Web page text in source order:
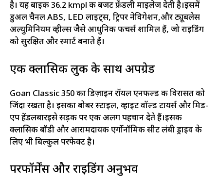
है। यह बाइक 36.2 kmpl की बजट फ्रेंडली माइलेज देती है।इसमें
डुअल चैनल ABS, LED लाइट्स, ट्रिपर नेविगेशन,और ट्यूबलेस
अल्युमिनियम व्हील्स जैसे आधुनिक फीचर्स शामिल हैं, जो राइडिंग
को सुरक्षित और स्मार्ट बनाते हैं।
एक क्लासिक लुक के साथ अपग्रेड
Goan Classic 350 का डिज़ाइन रॉयल एनफील्ड की विरासत को
जिंदा रखता है। इसका बोबर स्टाइल, व्हाइट वॉल्ड टायर्स और मिड-
एप हेंडलबारइसे सड़क पर एक अलग पहचान देते हैं।इसकी
क्लासिक बॉडी और आरामदायक एर्गोनॉमिक सीट लंबी ड्राइव के
लिए भी बिल्कुल परफेक्ट है।
परफॉर्मेंस और राइडिंग अनुभव